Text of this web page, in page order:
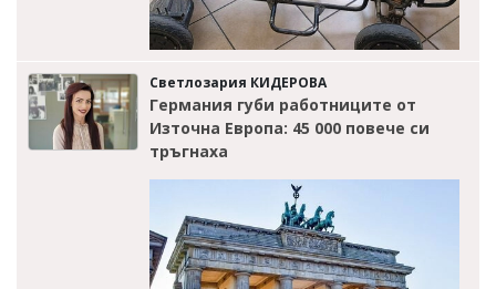
Светлозария КИДЕРОВА
Германия губи работниците от
Източна Европа: 45 000 повече си
тръгнаха